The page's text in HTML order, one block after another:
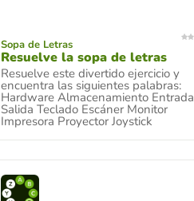
Sopa de Letras
Resuelve la sopa de letras
Resuelve este divertido ejercicio y
encuentra las siguientes palabras:
Hardware Almacenamiento Entrada
Salida Teclado Escáner Monitor
Impresora Proyector Joystick